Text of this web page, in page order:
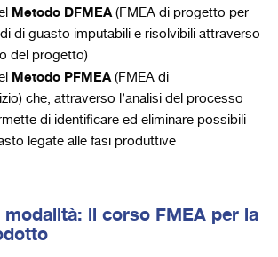
Metodo DFMEA(FMEA di progetto per
di guasto imputabili e risolvibili attraverso
del progetto)
Metodo PFMEA(FMEA di
che, attraverso l’analisi del processo
di identificare ed eliminare possibili
legate alle fasi produttive
il corso FMEA per la